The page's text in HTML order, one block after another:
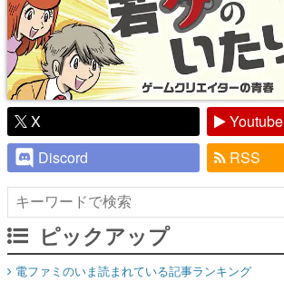
X
Youtube
Discord
RSS
ピックアップ
電ファミのいま読まれている記事ランキング